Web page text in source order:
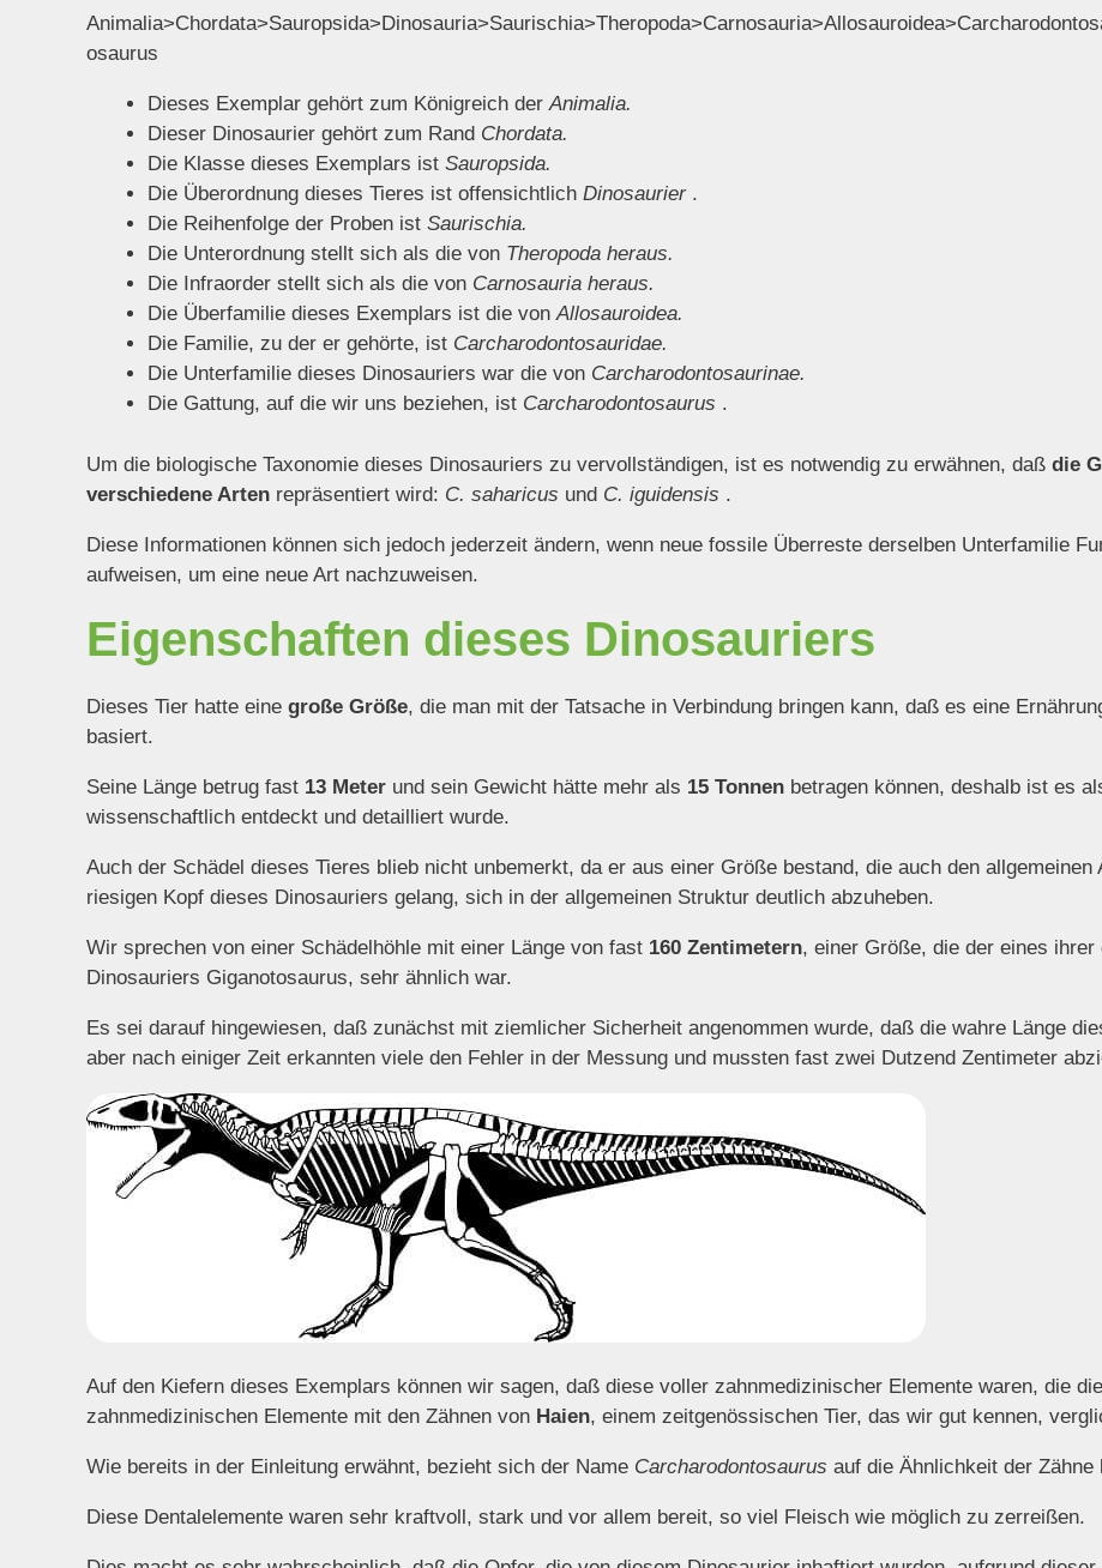
osaurus
Dieses Exemplar gehört zum Königreich derAnimalia.
Dieser Dinosaurier gehört zum Rand Chordata.
Die Klasse dieses Exemplars ist Sauropsida.
Die Überordnung dieses Tieres ist offensichtlich Dinosaurier .
Die Reihenfolge der Proben ist Saurischia.
Die Unterordnung stellt sich als die von Theropoda heraus.
Die Infraorder stellt sich als die von Carnosauria heraus.
Die Überfamilie dieses Exemplars ist die vonAllosauroidea.
Die Familie, zu der er gehörte, ist Carcharodontosauridae.
Die Unterfamilie dieses Dinosauriers war die von Carcharodontosaurinae.
Die Gattung, auf die wir uns beziehen, ist Carcharodontosaurus .
Um die biologische Taxonomie dieses Dinosauriers zu vervollständigen, ist es notwendig zu erwähnen, daß die
verschiedene Arten repräsentiert wird: C. saharicus und C. iguidensis .
Diese Informationen können sich jedoch jederzeit ändern, wenn neue fossile Überreste derselben Unterfamilie
aufweisen, um eine neue Art nachzuweisen.
Eigenschaften dieses Dinosauriers
Dieses Tier hatte eine große Größe, die man mit der Tatsache in Verbindung bringen kann, daß es eine
basiert.
Seine Länge betrug fast 13 Meter und sein Gewicht hätte mehr als 15 Tonnen betragen können, deshalb ist es
wissenschaftlich entdeckt und detailliert wurde.
Auch der Schädel dieses Tieres blieb nicht unbemerkt, da er aus einer Größe bestand, die auch den
riesigen Kopf dieses Dinosauriers gelang, sich in der allgemeinen Struktur deutlich abzuheben.
Wir sprechen von einer Schädelhöhle mit einer Länge von fast 160 Zentimetern, einer Größe, die der eines
Dinosauriers Giganotosaurus, sehr ähnlich war.
Es sei darauf hingewiesen, daß zunächst mit ziemlicher Sicherheit angenommen wurde, daß die wahre Länge
aber nach einiger Zeit erkannten viele den Fehler in der Messung und mussten fast zwei Dutzend Zentimeter
Auf den Kiefern dieses Exemplars können wir sagen, daß diese voller zahnmedizinischer Elemente waren, die die
zahnmedizinischen Elemente mit den Zähnen von Haien, einem zeitgenössischen Tier, das wir gut kennen,
Wie bereits in der Einleitung erwähnt, bezieht sich der Name Carcharodontosaurus auf die Ähnlichkeit der Zähne
Diese Dentalelemente waren sehr kraftvoll, stark und vor allem bereit, so viel Fleisch wie möglich zu zerreißen.